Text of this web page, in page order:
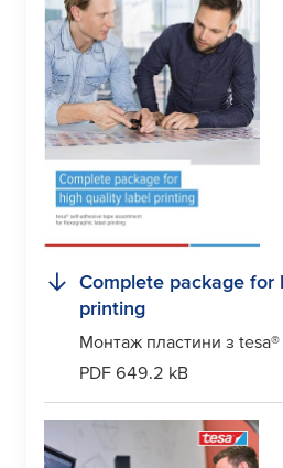
Complete package for
printing
Монтаж пластини з tesa
PDF 649.2 kB